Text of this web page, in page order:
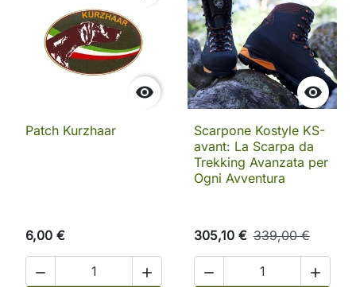

Patch Kurzhaar
6,00 €
 

Scarpone Kostyle KS-
avant: La Scarpa da
Trekking Avanzata per
Ogni Avventura
305,10 € 339,00 €
 